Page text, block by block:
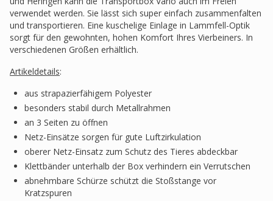
verwendet werden. Sie lässt sich super einfach zusammenfalten
und transportieren. Eine kuschelige Einlage in Lammfell-Optik
sorgt für den gewohnten, hohen Komfort Ihres Vierbeiners. In
verschiedenen Größen erhältlich.
Artikeldetails:
aus strapazierfähigem Polyester
besonders stabil durch Metallrahmen
an 3 Seiten zu öffnen
Netz-Einsätze sorgen für gute Luftzirkulation
oberer Netz-Einsatz zum Schutz des Tieres abdeckbar
Klettbänder unterhalb der Box verhindern ein Verrutschen
abnehmbare Schürze schützt die Stoßstange vor
Kratzspuren